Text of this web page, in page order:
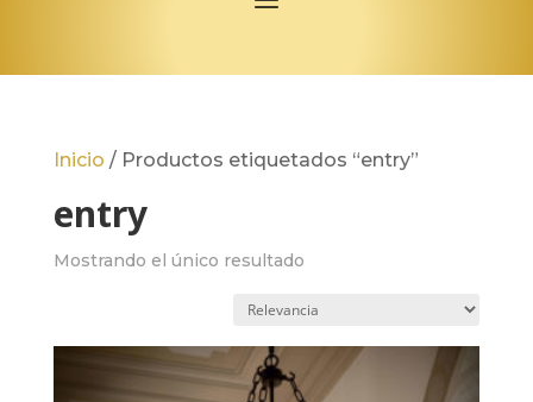
Inicio / Productos etiquetados “entry”
entry
Mostrando el único resultado